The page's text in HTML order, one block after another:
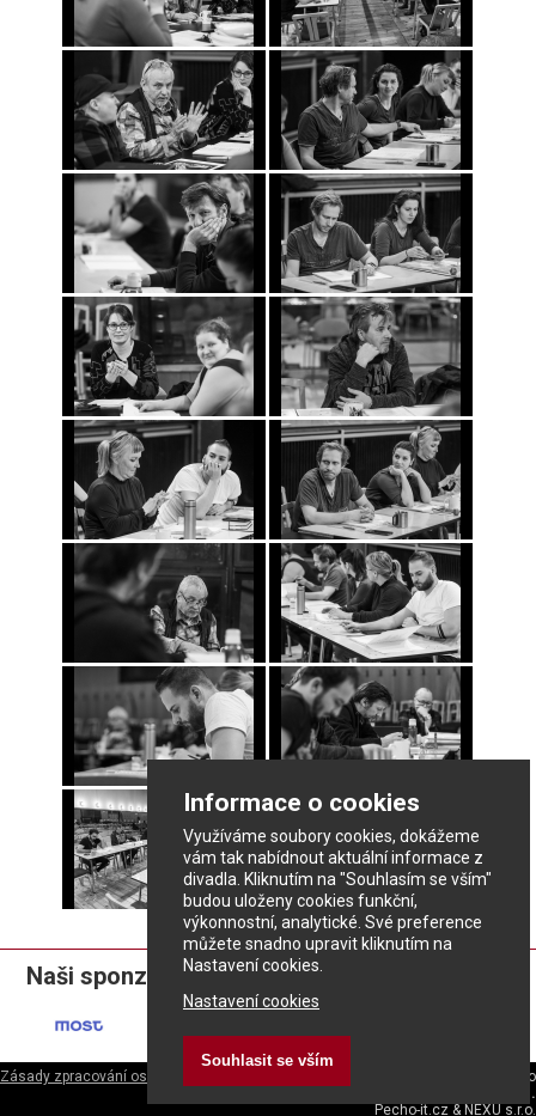
Informace o cookies
Využíváme soubory cookies, dokážeme
vám tak nabídnout aktuální informace z
divadla. Kliknutím na "Souhlasím se vším"
budou uloženy cookies funkční,
výkonnostní, analytické. Své preference
můžete snadno upravit kliknutím na
Nastavení cookies.
Nastavení cookies
Souhlasit se vším
Naši sponzoři:
Zásady zpracování osobních údajů
Divadlo
Městské divadlo v Mostě s.r.o.
Pecho-it.cz&NEXU s.r.o.